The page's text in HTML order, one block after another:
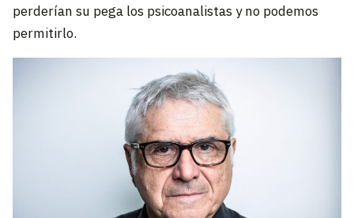
perderían su pega los psicoanalistas y no podemos
permitirlo.